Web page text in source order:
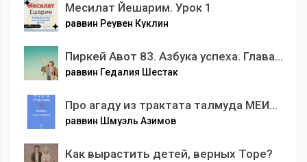
Месилат Йешарим. Урок 1
раввин Реувен Куклин
Пиркей Авот 83. Азбука успеха. Глава 6. Мишна 6.
раввин Гедалия Шестак
Про агаду из трактата талмуда МЕИЛА Беседа 3.mp3
раввин Шмуэль Азимов
Как вырастить детей, верных Торе?